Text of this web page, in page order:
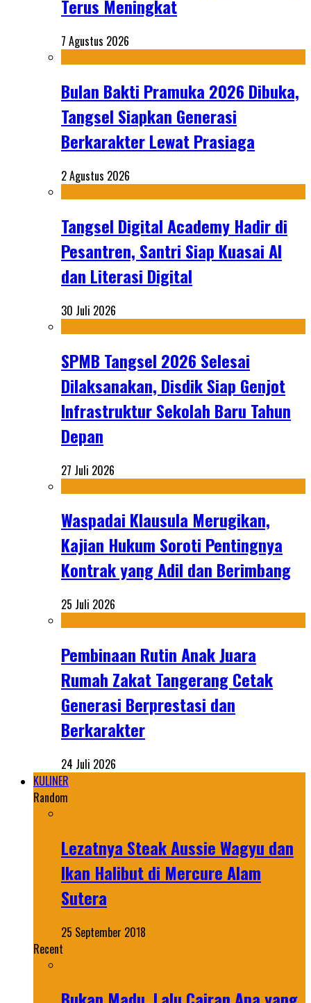
Terus Meningkat
7 Agustus 2026
Bulan Bakti Pramuka 2026 Dibuka,
Tangsel Siapkan Generasi
Berkarakter Lewat Prasiaga
2 Agustus 2026
Tangsel Digital Academy Hadir di
Pesantren, Santri Siap Kuasai AI
dan Literasi Digital
30 Juli 2026
SPMB Tangsel 2026 Selesai
Dilaksanakan, Disdik Siap Genjot
Infrastruktur Sekolah Baru Tahun
Depan
27 Juli 2026
Waspadai Klausula Merugikan,
Kajian Hukum Soroti Pentingnya
Kontrak yang Adil dan Berimbang
25 Juli 2026
Pembinaan Rutin Anak Juara
Rumah Zakat Tangerang Cetak
Generasi Berprestasi dan
Berkarakter
24 Juli 2026
KULINER
Random
Lezatnya Steak Aussie Wagyu dan
Ikan Halibut di Mercure Alam
Sutera
25 September 2018
Recent